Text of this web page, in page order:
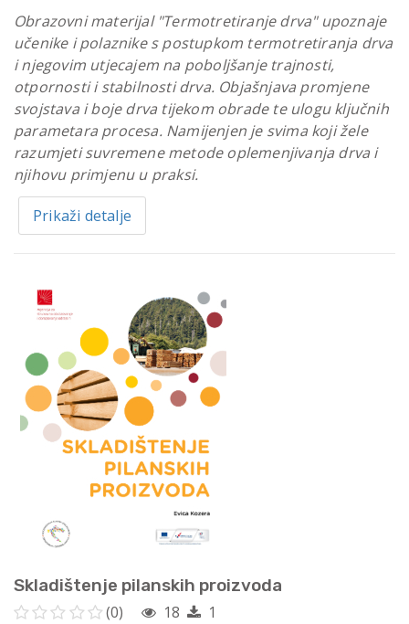
Obrazovni materijal "Termotretiranje drva" upoznaje
učenike i polaznike s postupkom termotretiranja drva
i njegovim utjecajem na poboljšanje trajnosti,
otpornosti i stabilnosti drva. Objašnjava promjene
svojstava i boje drva tijekom obrade te ulogu ključnih
parametara procesa. Namijenjen je svima koji žele
razumjeti suvremene metode oplemenjivanja drva i
njihovu primjenu u praksi.
Prikaži detalje
Skladištenje pilanskih proizvoda
(0) 18
1